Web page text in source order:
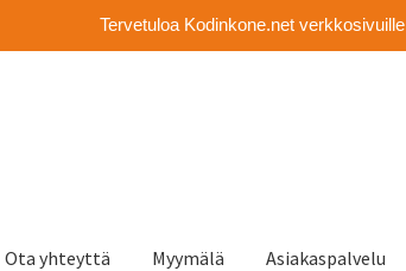
Tervetuloa Kodinkone.net verkkosivuille
Ota yhteyttä Myymälä Asiakaspalvelu